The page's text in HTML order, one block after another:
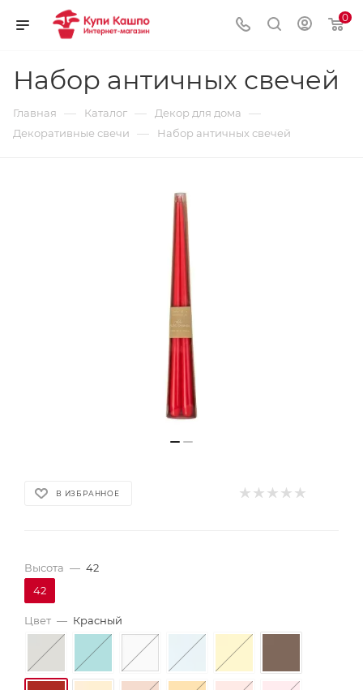
0
Набор античных свечей
Главная — Каталог — Декор для дома —
Декоративные свечи — Набор античных свечей
В ИЗБРАННОЕ
Высота — 42
42
Цвет — Красный